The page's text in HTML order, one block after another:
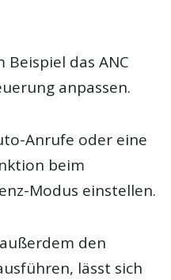
Beispiel das ANC
anpassen.
Anrufe oder eine
beim
Modus einstellen.
den
lässt sich